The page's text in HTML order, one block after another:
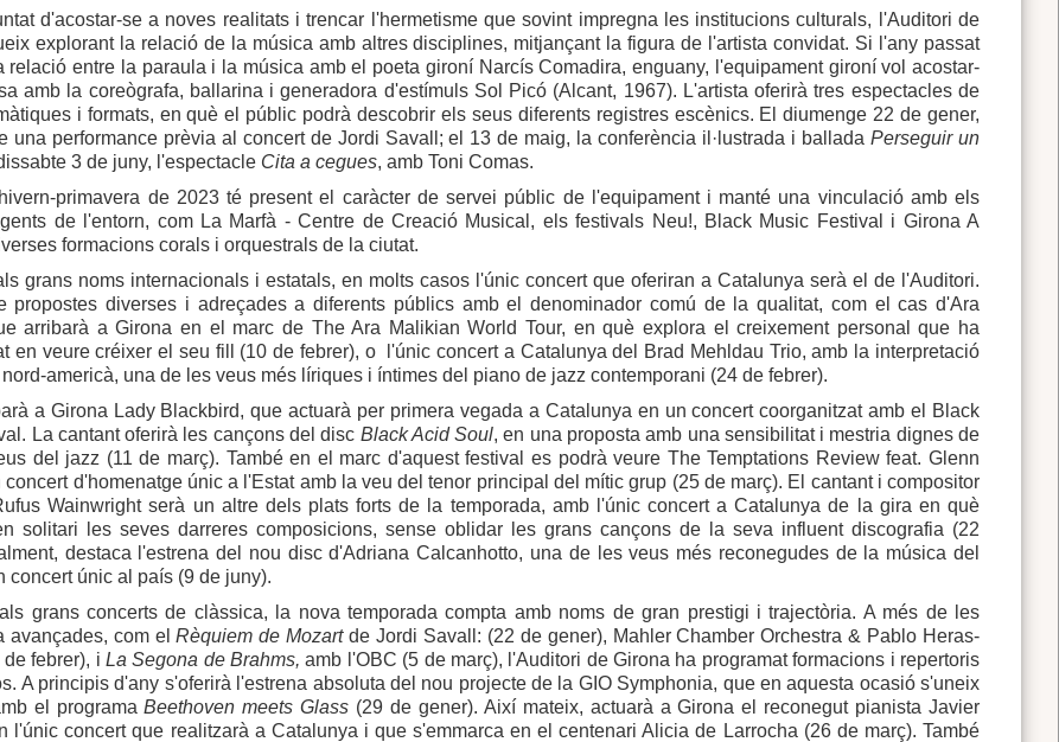
d'acostar-se a noves realitats i trencar l'hermetisme que sovint impregna les institucions culturals, l'Auditori de
explorant la relació de la música amb altres disciplines, mitjançant la figura de l'artista convidat. Si l'any passat
relació entre la paraula i la música amb el poeta gironí Narcís Comadira, enguany, l'equipament gironí vol acostar-
amb la coreògrafa, ballarina i generadora d'estímuls Sol Picó (Alcant, 1967). L'artista oferirà tres espectacles de
i formats, en què el públic podrà descobrir els seus diferents registres escènics. El diumenge 22 de gener,
una performance prèvia al concert de Jordi Savall; el 13 de maig, la conferència il·lustrada i balladaPerseguir un
3 de juny, l'espectacle Cita a cegues, amb Toni Comas.
primavera de 2023 té present el caràcter de servei públic de l'equipament i manté una vinculació amb els
de l'entorn, com La Marfà - Centre de Creació Musical, els festivals Neu!, Black Music Festival i Girona A
formacions corals i orquestrals de la ciutat.
grans noms internacionals i estatals, en molts casos l'únic concert que oferiran a Catalunya serà el de l'Auditori.
propostes diverses i adreçades a diferents públics amb el denominador comú de la qualitat, com el cas d'Ara
arribarà a Girona en el marc de The Ara Malikian World Tour, en què explora el creixement personal que ha
en veure créixer el seu fill (10 de febrer), o l'únic concert a Catalunya del Brad Mehldau Trio, amb la interpretació
americà, una de les veus més líriques i íntimes del piano de jazz contemporani (24 de febrer).
a Girona Lady Blackbird, que actuarà per primera vegada a Catalunya en un concert coorganitzat amb el Black
La cantant oferirà les cançons del disc Black Acid Soul, en una proposta amb una sensibilitat i mestria dignes de
del jazz (11 de març). També en el marc d'aquest festival es podrà veure The Temptations Review feat. Glenn
concert d'homenatge únic a l'Estat amb la veu del tenor principal del mític grup (25 de març). El cantant i compositor
Wainwright serà un altre dels plats forts de la temporada, amb l'únic concert a Catalunya de la gira en què
solitari les seves darreres composicions, sense oblidar les grans cançons de la seva influent discografia (22
destaca l'estrena del nou disc d'Adriana Calcanhotto, una de les veus més reconegudes de la música del
concert únic al país (9 de juny).
grans concerts de clàssica, la nova temporada compta amb noms de gran prestigi i trajectòria. A més de les
avançades, com elRèquiem de Mozartde Jordi Savall: (22 de gener), Mahler Chamber Orchestra & Pablo Heras-
febrer), i La Segona de Brahms, amb l'OBC (5 de març), l'Auditori de Girona ha programat formacions i repertoris
A principis d'any s'oferirà l'estrena absoluta del nou projecte de la GIO Symphonia, que en aquesta ocasió s'uneix
el programaBeethoven meets Glass (29 de gener). Així mateix, actuarà a Girona el reconegut pianista Javier
l'únic concert que realitzarà a Catalunya i que s'emmarca en el centenari Alicia de Larrocha (26 de març). També